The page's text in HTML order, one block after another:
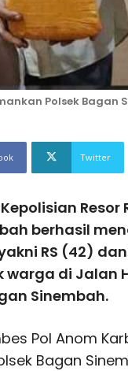
Polsek
Twitter
Kepolisian
berhasil
RS (42)
di Jalan
Sinembah.
Pol Anom
Bagan